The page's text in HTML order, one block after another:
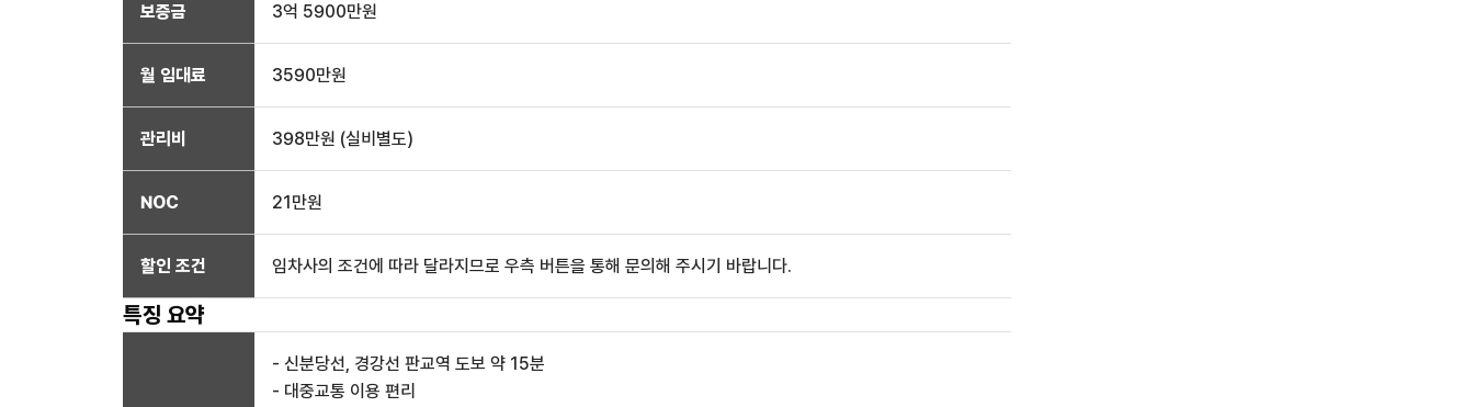
보증금 3억 5900만원
월 임대료 3590만원
관리비 398만원 (실비별도)
NOC 21만원
할인 조건 임차사의 조건에 따라 달라지므로 우측 버튼을 통해 문의해 주시기 바랍니다.
특징 요약
- 신분당선, 경강선 판교역 도보 약 15분
- 대중교통 이용 편리